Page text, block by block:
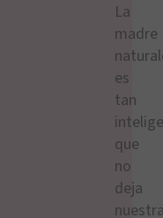
La
madre
es
tan
que
no
deja